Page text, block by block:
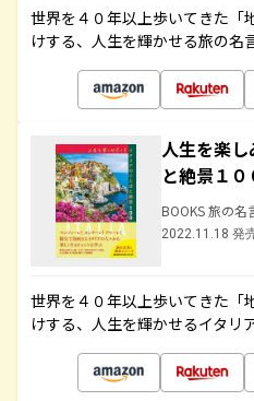
世界を４０年以上歩いてきた「
けする、人生を輝かせる旅の名
人生を楽
と絶景１０
BOOKS 旅の名
2022.11.18 発
世界を４０年以上歩いてきた「
けする、人生を輝かせるイタリ